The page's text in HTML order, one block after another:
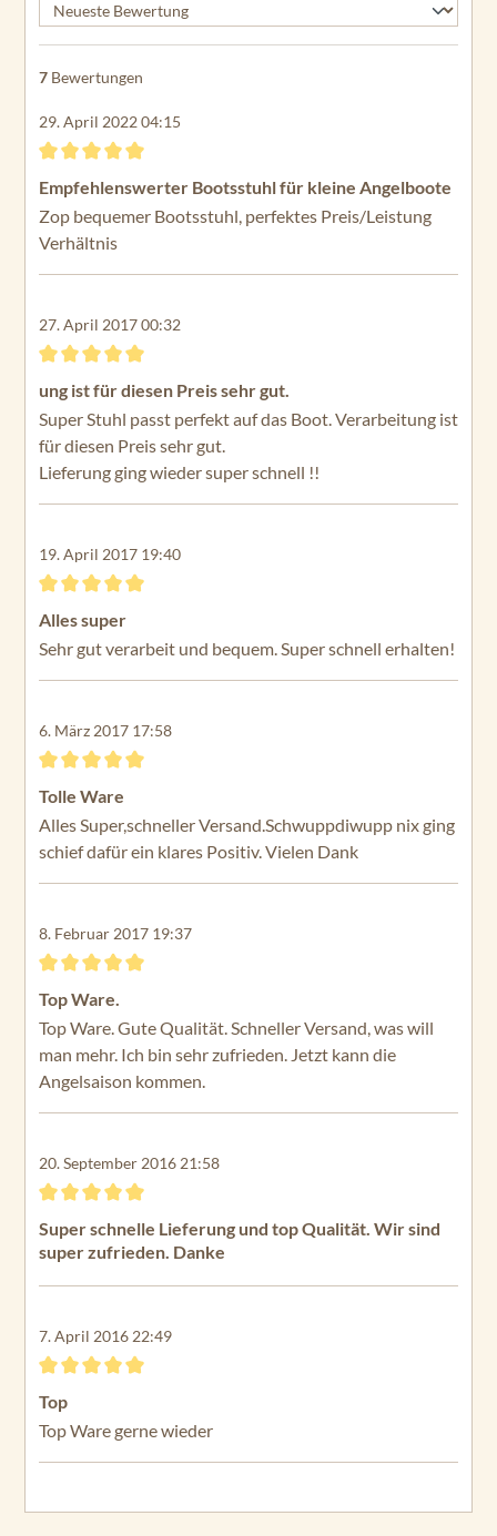
7 Bewertungen
29. April 2022 04:15
Bewertung mit 5 von 5 Sternen
Empfehlenswerter Bootsstuhl für kleine Angelboote
Zop bequemer Bootsstuhl, perfektes Preis/Leistung
Verhältnis
27. April 2017 00:32
Bewertung mit 5 von 5 Sternen
ung ist für diesen Preis sehr gut.
Super Stuhl passt perfekt auf das Boot. Verarbeitung ist
für diesen Preis sehr gut.
Lieferung ging wieder super schnell !!
19. April 2017 19:40
Bewertung mit 5 von 5 Sternen
Alles super
Sehr gut verarbeit und bequem. Super schnell erhalten!
6. März 2017 17:58
Bewertung mit 5 von 5 Sternen
Tolle Ware
Alles Super,schneller Versand.Schwuppdiwupp nix ging
schief dafür ein klares Positiv. Vielen Dank
8. Februar 2017 19:37
Bewertung mit 5 von 5 Sternen
Top Ware.
Top Ware. Gute Qualität. Schneller Versand, was will
man mehr. Ich bin sehr zufrieden. Jetzt kann die
Angelsaison kommen.
20. September 2016 21:58
Bewertung mit 5 von 5 Sternen
Super schnelle Lieferung und top Qualität. Wir sind
super zufrieden. Danke
7. April 2016 22:49
Bewertung mit 5 von 5 Sternen
Top
Top Ware gerne wieder